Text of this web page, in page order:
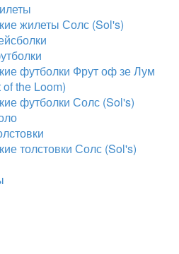
жилеты Солс (Sol's)
футболки Фрут оф зе Лум
of the Loom)
футболки Солс (Sol's)
толстовки Солс (Sol's)